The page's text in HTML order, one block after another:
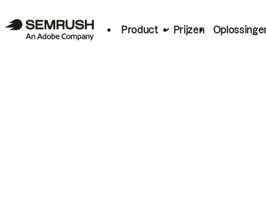
Product Prijzen